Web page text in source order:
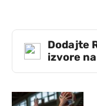
Dodajte
izvore